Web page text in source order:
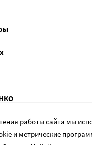
работы сайта мы
и метрические